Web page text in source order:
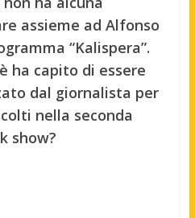
assieme ad Alfonso
“Kalispera”.
ha capito di essere
dal giornalista per
nella seconda
show?